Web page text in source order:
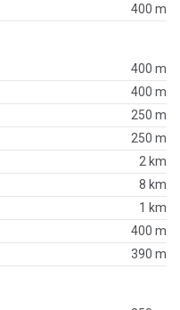
400 m
400 m
400 m
250 m
250 m
2 km
8 km
1 km
400 m
390 m